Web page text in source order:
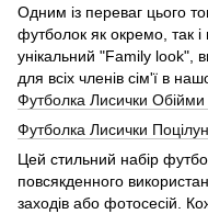
Одним із переваг цього
футболок як окремо, так
унікальний "Family look",
для всіх членів сім'ї в
Футболка Лисички
Футболка Лисички
Цей стильний набір
повсякденного
заходів або фотосесій.